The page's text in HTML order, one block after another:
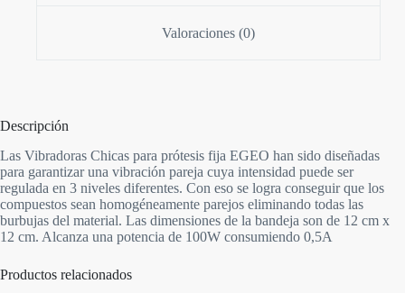
Valoraciones (0)
Descripción
Las Vibradoras Chicas para prótesis fija EGEO han sido diseñadas
para garantizar una vibración pareja cuya intensidad puede ser
regulada en 3 niveles diferentes. Con eso se logra conseguir que los
compuestos sean homogéneamente parejos eliminando todas las
burbujas del material. Las dimensiones de la bandeja son de 12 cm x
12 cm. Alcanza una potencia de 100W consumiendo 0,5A
Productos relacionados